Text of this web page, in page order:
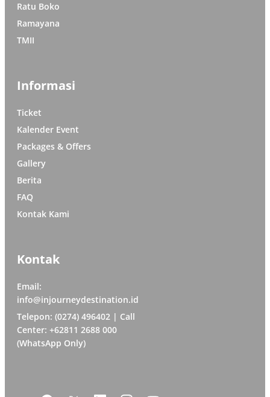
Ratu Boko
Ramayana
TMII
Informasi
Ticket
Kalender Event
Packages & Offers
Gallery
Berita
FAQ
Kontak Kami
Kontak
Email:
info@injourneydestination.id
Telepon: (0274) 496402 | Call
Center: +62811 2688 000
(WhatsApp Only)